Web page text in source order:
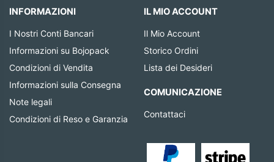
INFORMAZIONI
I Nostri Conti Bancari
Informazioni su Bojopack
Condizioni di Vendita
Informazioni sulla Consegna
Note legali
Condizioni di Reso e Garanzia
IL MIO ACCOUNT
Il Mio Account
Storico Ordini
Lista dei Desideri
COMUNICAZIONE
Contattaci